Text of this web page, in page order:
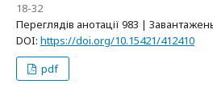
18-32
Переглядів анотації 983 |
DOI: https://doi.org/10.15421/412410
pdf